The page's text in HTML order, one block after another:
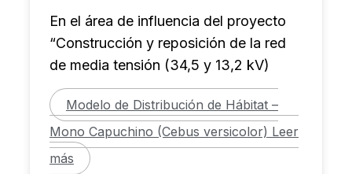
En el área de influencia del proyecto
“Construcción y reposición de la red
de media tensión (34,5 y 13,2 kV)
Modelo de Distribución de Hábitat –
Mono Capuchino (Cebus versicolor) Leer
más